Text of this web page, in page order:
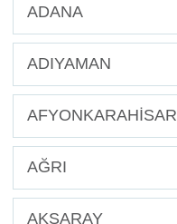
ADANA
ADIYAMAN
AFYONKARAHİSAR
AĞRI
AKSARAY